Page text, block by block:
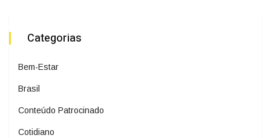
Categorias
Bem-Estar
Brasil
Conteúdo Patrocinado
Cotidiano